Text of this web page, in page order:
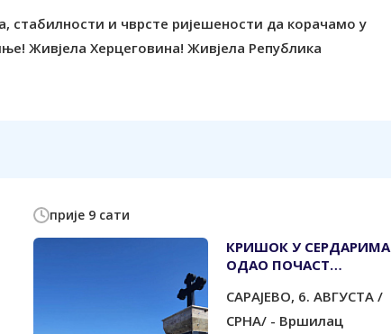
и чврсте ријешености да корачамо у
Живјела Херцеговина! Живјела Република
прије 9 сати
КРИШОК У СЕРДАРИМА
ОДАО ПОЧАСТ
ЦИВИЛИМА
САРАЈЕВО, 6. АВГУСТА /
СРНА/ - Вршилац